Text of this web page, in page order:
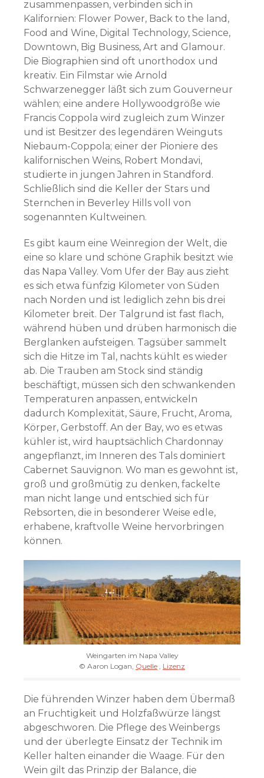
zusammenpassen, verbinden sich in
Kalifornien: Flower Power, Back to the land,
Food and Wine, Digital Technology, Science,
Downtown, Big Business, Art and Glamour.
Die Biographien sind oft unorthodox und
kreativ. Ein Filmstar wie Arnold
Schwarzenegger läßt sich zum Gouverneur
wählen; eine andere Hollywoodgröße wie
Francis Coppola wird zugleich zum Winzer
und ist Besitzer des legendären Weinguts
Niebaum-Coppola; einer der Pioniere des
kalifornischen Weins, Robert Mondavi,
studierte in jungen Jahren in Standford.
Schließlich sind die Keller der Stars und
Sternchen in Beverley Hills voll von
sogenannten Kultweinen.
Es gibt kaum eine Weinregion der Welt, die
eine so klare und schöne Graphik besitzt wie
das Napa Valley. Vom Ufer der Bay aus zieht
es sich etwa fünfzig Kilometer von Süden
nach Norden und ist lediglich zehn bis drei
Kilometer breit. Der Talgrund ist fast flach,
während hüben und drüben harmonisch die
Berglanken aufsteigen. Tagsüber sammelt
sich die Hitze im Tal, nachts kühlt es wieder
ab. Die Trauben am Stock sind ständig
beschäftigt, müssen sich den schwankenden
Temperaturen anpassen, entwickeln
dadurch Komplexität, Säure, Frucht, Aroma,
Körper, Gerbstoff. An der Bay, wo es etwas
kühler ist, wird hauptsächlich Chardonnay
angepflanzt, im Inneren des Tals dominiert
Cabernet Sauvignon. Wo man es gewohnt ist,
groß und großmütig zu denken, fackelte
man nicht lange und entschied sich für
Rebsorten, die in besonderer Weise edle,
erhabene, kraftvolle Weine hervorbringen
können.
Weingarten im Napa Valley
© Aaron Logan, Quelle , Lizenz
Die führenden Winzer haben dem Übermaß
an Fruchtigkeit und Holzfaßwürze längst
abgeschworen. Die Pflege des Weinbergs
und der überlegte Einsatz der Technik im
Keller halten einander die Waage. Für den
Wein gilt das Prinzip der Balance, die